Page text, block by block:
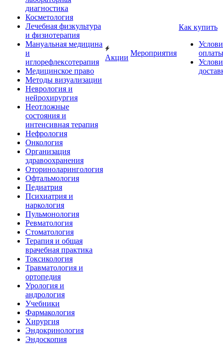
диагностика
Косметология
Лечебная физкультура
и физиотерапия
Мануальная медицина
и
иглорефлексотерапия
Медицинское право
Методы визуализации
Неврология и
нейрохирургия
Неотложные
состояния и
интенсивная терапия
Нефрология
Онкология
Организация
здравоохранения
Оториноларингология
Офтальмология
Педиатрия
Психиатрия и
наркология
Пульмонология
Ревматология
Стоматология
Терапия и общая
врачебная практика
Токсикология
Травматология и
ортопедия
Урология и
андрология
Учебники
Фармакология
Хирургия
Эндокринология
Эндоскопия
Акции
Мероприятия
Как купить
оплаты